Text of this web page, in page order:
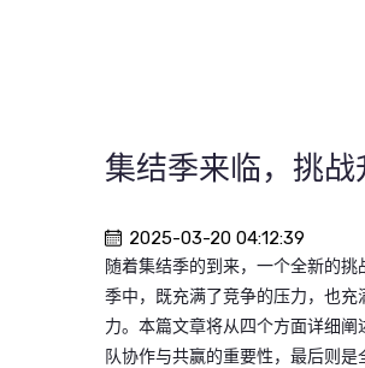
集结季来临，挑
2025-03-20 04:12:39
随着集结季的到来，一个全新的
季中，既充满了竞争的压力，也
力。本篇文章将从四个方面详细
队协作与共赢的重要性，最后则